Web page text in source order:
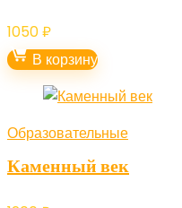
1050₽
В корзину
Образовательные
Каменный век